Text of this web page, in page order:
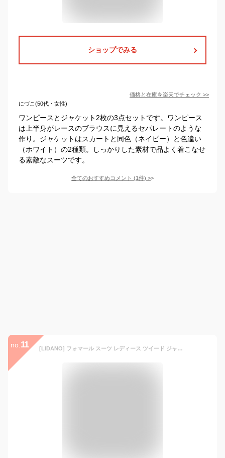
ショップでみる
価格と在庫を楽天でチェック >>
にづこ(50代・女性)
ワンピースとジャケット2枚の3点セットです。ワンピース
は上半身がレースのブラウスに見えるセパレートのような
作り。ジャケットはスカートと同色（ネイビー）と色違い
（ホワイト）の2種類。しっかりした素材で品よく着こなせ
る素敵なスーツです。
全てのおすすめコメント (1件) >
no. 11 [LIDANO] フォマール スーツ レディース ツイード ジャケット ワンピース 2点セット 入学式 卒業式 ママスーツ セレモニースーツ セットアップ おしゃれ 仕事用 ビジネス 卒園式 入園式 お宮参り 七五三 結婚式 20代 30代